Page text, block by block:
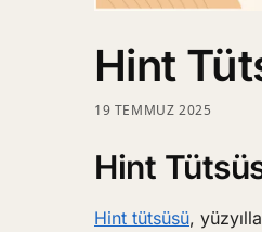
Hint
19 TEMMUZ 2025
Hint
Hint tütsüsü,